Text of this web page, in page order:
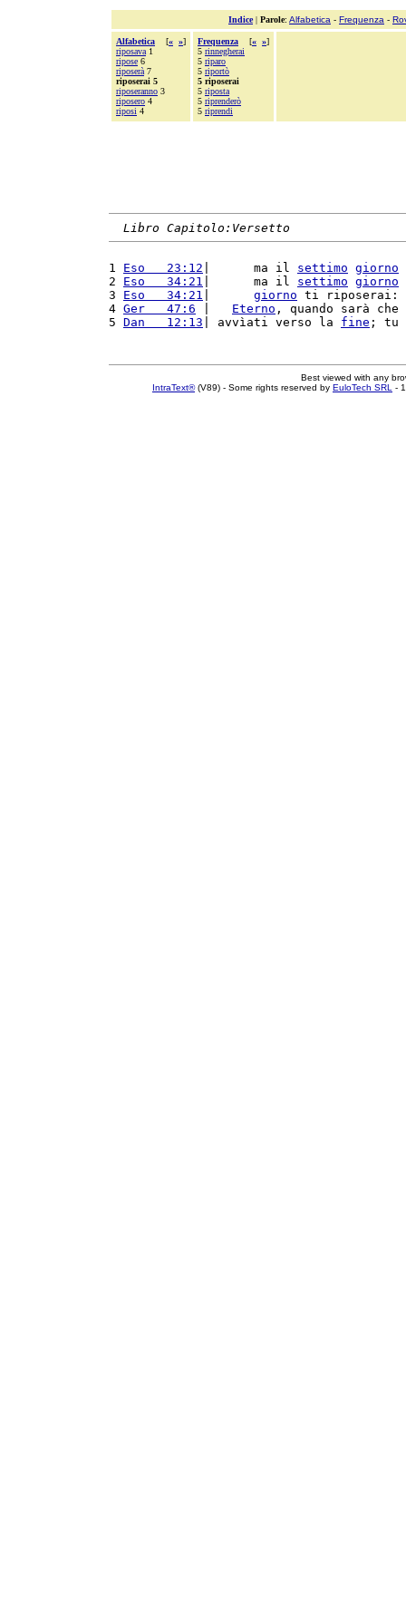
Indice| Parole: Alfabetica - Frequenza -
Alfabetica [« »]
riposava 1
ripose 6
riposerà 7
riposerai 5
riposeranno 3
riposero 4
riposi 4
Frequenza [« »]
5 rinnegherai
5 riparo
5 riportò
5 riposerai
5 riposta
5 riprenderò
5 riprendi
Libro Capitolo:Versetto
1 Eso   23:12 |      ma il settimo giorno
2 Eso   34:21 |      ma il settimo giorno
3 Eso   34:21 giorno ti
4 Ger   47:6 Eterno , quando sarà
5 Dan   12:13 | avvìati verso la fine ;
Best viewed with any
IntraText®(V89) - Some rights reserved by EuloTech SRL -